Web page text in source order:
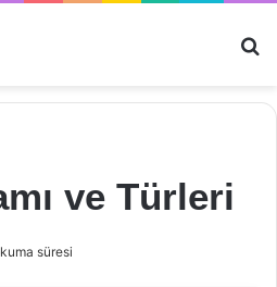
ve Türleri
süresi